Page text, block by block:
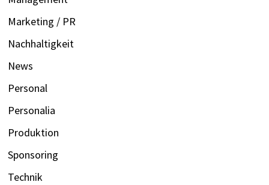
Marketing / PR
Nachhaltigkeit
News
Personal
Personalia
Produktion
Sponsoring
Technik